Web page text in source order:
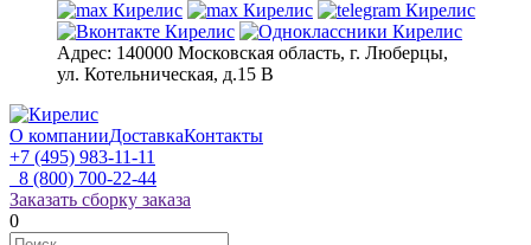
Адрес: 140000 Московская область, г. Люберцы,
ул. Котельническая, д.15 В
О компанииДоставкаКонтакты
+7 (495) 983-11-11
8 (800) 700-22-44
Заказать сборку заказа
0